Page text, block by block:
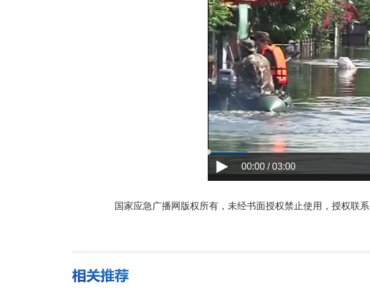
00:00 / 03:00
国家应急广播网版权所有，未经书面授权禁止使用，授权联